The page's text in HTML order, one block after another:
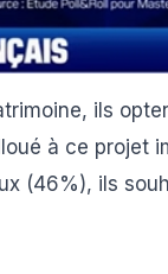
ils
à ce projet
(46%), ils